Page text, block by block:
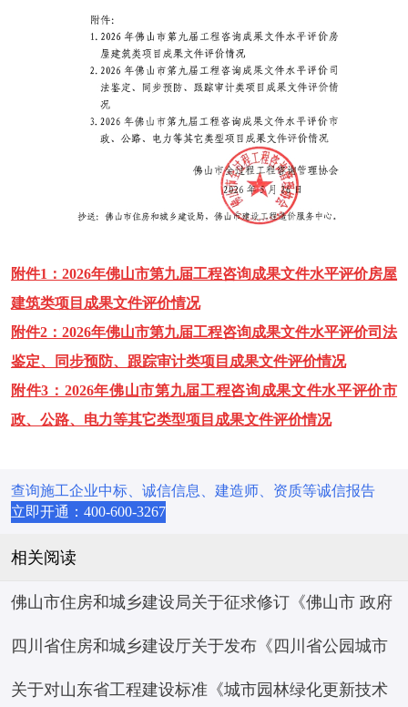
附件1：2026年佛山市第九届工程咨询成果文件水平评价房屋
建筑类项目成果文件评价情况
附件2：2026年佛山市第九届工程咨询成果文件水平评价司法
鉴定、同步预防、跟踪审计类项目成果文件评价情况
附件3：2026年佛山市第九届工程咨询成果文件水平评价市
政、公路、电力等其它类型项目成果文件评价情况
查询施工企业中标、诚信信息、建造师、资质等诚信报告
立即开通：400-600-3267
相关阅读
佛山市住房和城乡建设局关于征求修订《佛山市 政府
投资房屋市政工程项目标后履约评价 管理办法（试
行）》意见的函
四川省住房和城乡建设厅关于发布《四川省公园城市
建设评价标准》等 10项四川省工程建设地方标准的通
关于对山东省工程建设标准《城市园林绿化更新技术